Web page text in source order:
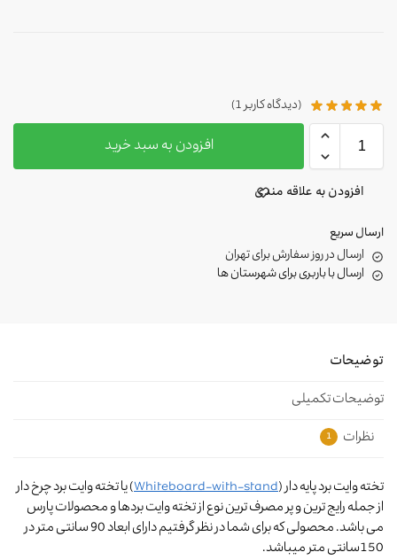
(دیدگاه کاربر1
)
افزودن به سبد خرید
افزودن به علاقه مندی
ارسال سریع
ارسال در روز سفارش برای تهران
ارسال با باربری برای شهرستان ها
توضیحات
توضیحات تکمیلی
نظرات
1
تخته وایت برد پایه دار (Whiteboard-with-stand) یا تخته وایت برد چرخ دار
از جمله رایج ترین و پر مصرف ترین نوع از تخته وایت بردها و محصولات پارس
می باشد. محصولی که برای شما در نظر گرفتیم دارای ابعاد 90 سانتی متر در
150سانتی متر میباشد.